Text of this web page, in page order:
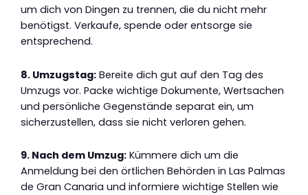
um dich von Dingen zu trennen, die du nicht mehr
benötigst. Verkaufe, spende oder entsorge sie
entsprechend.
8. Umzugstag: Bereite dich gut auf den Tag des
Umzugs vor. Packe wichtige Dokumente, Wertsachen
und persönliche Gegenstände separat ein, um
sicherzustellen, dass sie nicht verloren gehen.
9. Nach dem Umzug: Kümmere dich um die
Anmeldung bei den örtlichen Behörden in Las Palmas
de Gran Canaria und informiere wichtige Stellen wie